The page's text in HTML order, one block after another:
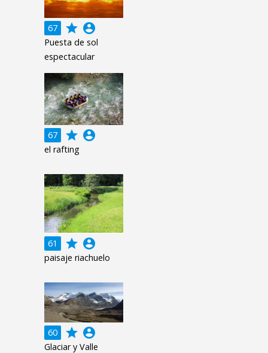
67 grade account_circle
Puesta de sol
espectacular
67 grade account_circle
el rafting
61 grade account_circle
paisaje riachuelo
60 grade account_circle
Glaciar y Valle